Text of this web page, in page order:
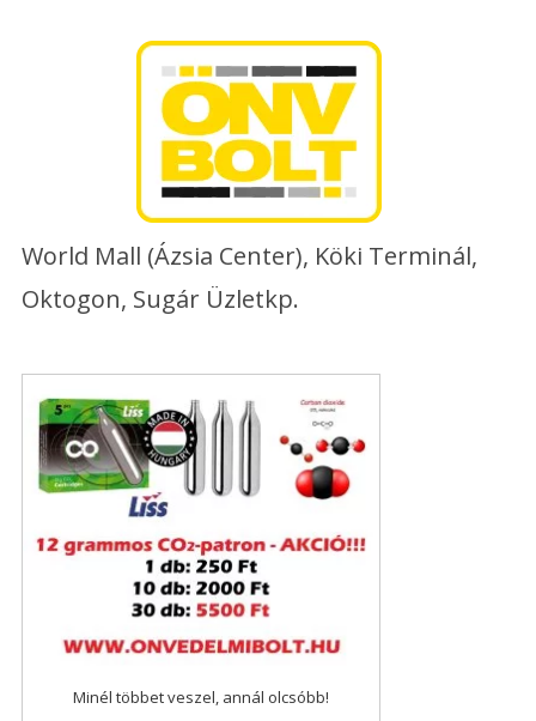
World Mall (Ázsia Center), Köki Terminál,
Oktogon, Sugár Üzletkp.
Minél többet veszel, annál olcsóbb!